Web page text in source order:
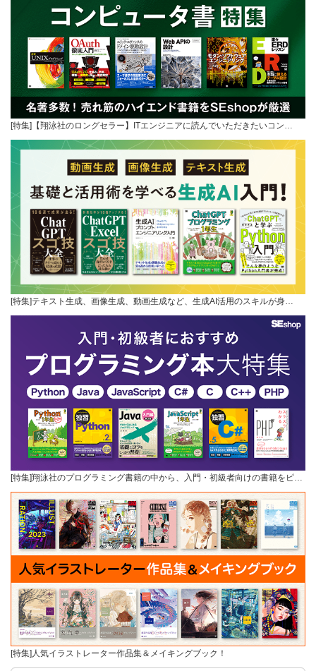
[特集]【翔泳社のロングセラー】ITエンジニアに読んでいただきたいコン…
[特集]テキスト生成、画像生成、動画生成など、生成AI活用のスキルが身…
[特集]翔泳社のプログラミング書籍の中から、入門・初級者向けの書籍をピ…
[特集]人気イラストレーター作品集＆メイキングブック！